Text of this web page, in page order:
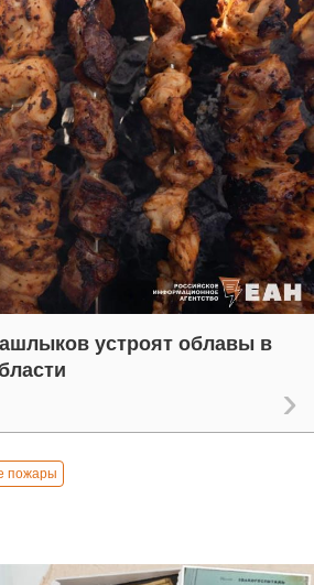
устроят облавы в
пожары